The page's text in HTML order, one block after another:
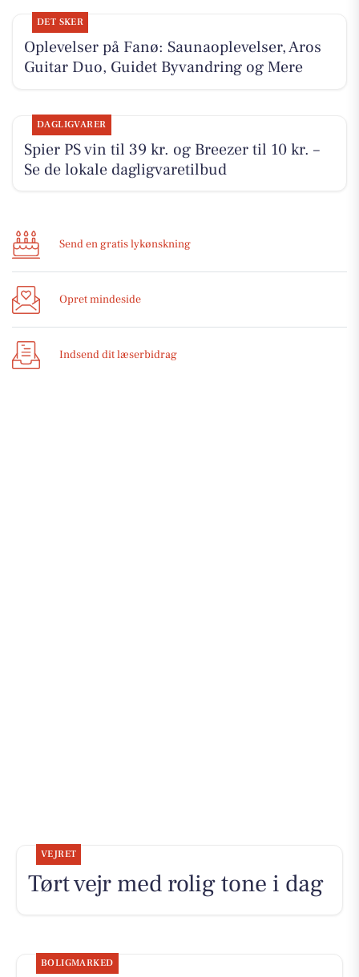
DET SKER
Oplevelser på Fanø: Saunaoplevelser, Aros
Guitar Duo, Guidet Byvandring og Mere
DAGLIGVARER
Spier PS vin til 39 kr. og Breezer til 10 kr. –
Se de lokale dagligvaretilbud
Send en gratis lykønskning
Opret mindeside
Indsend dit læserbidrag
VEJRET
Tørt vejr med rolig tone i dag
BOLIGMARKED